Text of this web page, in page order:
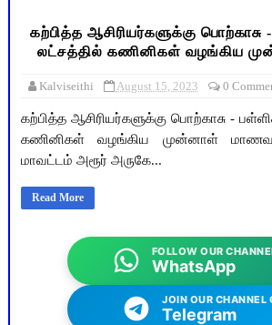
கற்பித்த ஆசிரியர்களுக்கு பொற்காசு
லட்சத்தில் கணினிகள் வழங்கிய
Kalviseithi August 15, 2023 0
கற்பித்த ஆசிரியர்களுக்கு பொற்காசு -
கணினிகள் வழங்கிய முன்னாள் மாணவர்
மாவட்டம் அரூர் அருகே...
Read More
FOLLOW OUR
WhatsApp
JOIN OUR CHANNEL
Telegram